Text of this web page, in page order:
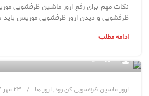
نکات مهم برای رفع ارور ماشین ظرفشویی
ظرفشویی و دیدن ارور ظرفشویی موریس
ادامه مطلب
مدیر سایت
ارور ماشین ظرفشویی کن وود,ارور ها ۲۳ مهر ۱۳۹۷